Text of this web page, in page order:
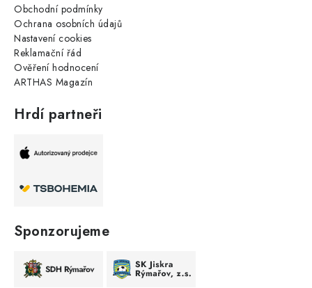
Obchodní podmínky
Ochrana osobních údajů
Nastavení cookies
Reklamační řád
Ověření hodnocení
ARTHAS Magazín
Hrdí partneři
Sponzorujeme